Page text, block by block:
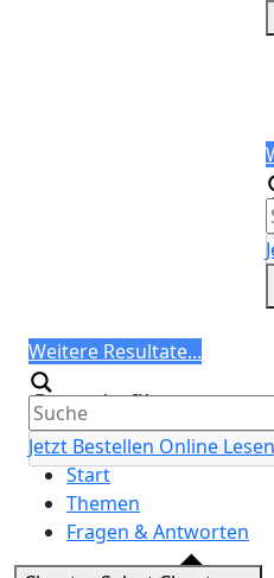
Search
Weitere Resultate...
Generic filters
Jetzt Bestellen Online Lesen
Start
Themen
Fragen & Antworten